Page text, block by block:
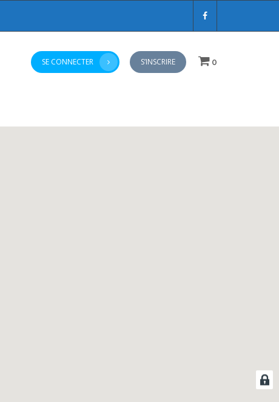
SE CONNECTER S’INSCRIRE 0